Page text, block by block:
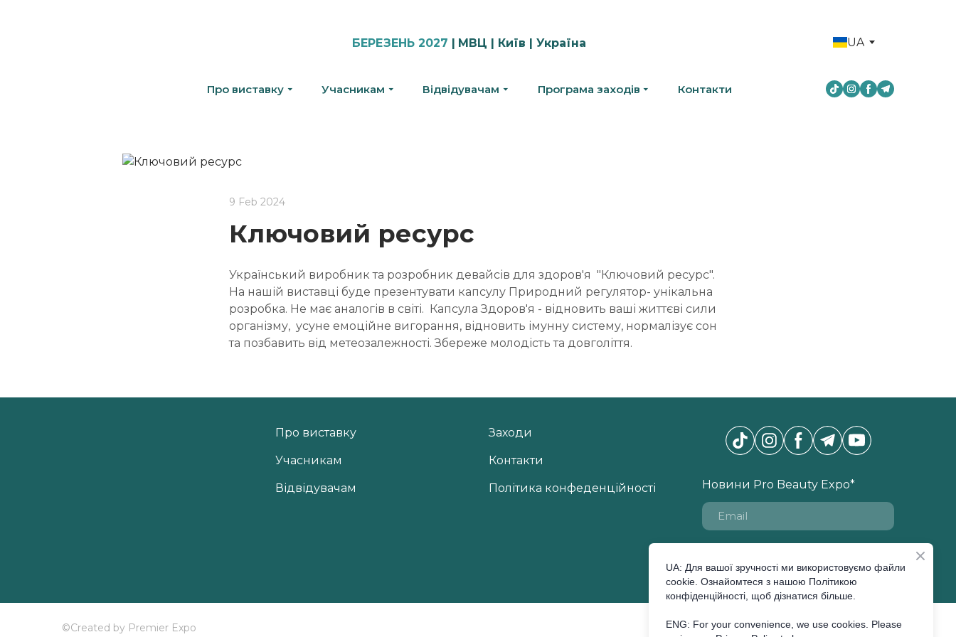
БЕРЕЗЕНЬ 2027 | МВЦ | Київ | Україна
Про виставку Учасникам Відвідувачам Програма заходів Контакти
UA
9 Feb 2024
Ключовий ресурс
Український виробник та розробник девайсів для здоров'я "Ключовий ресурс".
На нашій виставці буде презентувати капсулу Природний регулятор- унікальна
розробка. Не має аналогів в світі. Капсула Здоров'я - відновить ваші життєві сили
організму, усуне емоційне вигорання, відновить імунну систему, нормалізує сон
та позбавить від метеозалежності. Збереже молодість та довголіття.
Про виставку
Учасникам
Відвідувачам
Заходи
Контакти
Політика конфеденційності Новини Pro Beauty Expo*
ПІДПИСАТИСЬ
©Created by Premier Expo All rights Reserved
UA: Для вашої зручності ми використовуємо файли
cookie. Ознайомтеся з нашою Політикою
конфіденційності, щоб дізнатися більше.
ENG: For your convenience, we use cookies. Please